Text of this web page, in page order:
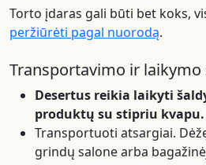
Torto įdaras gali būti bet koks,
peržiūrėti pagal nuorodą.
Transportavimo ir laikymo
Desertus reikia laikyti
produktų su stipriu kvapu.
Transportuoti atsargiai.
grindų salone arba